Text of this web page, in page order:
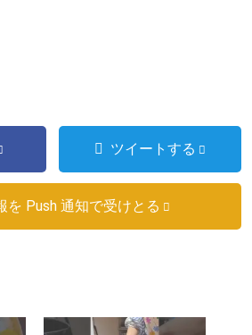
ツイートする
を Push 通知で受けとる